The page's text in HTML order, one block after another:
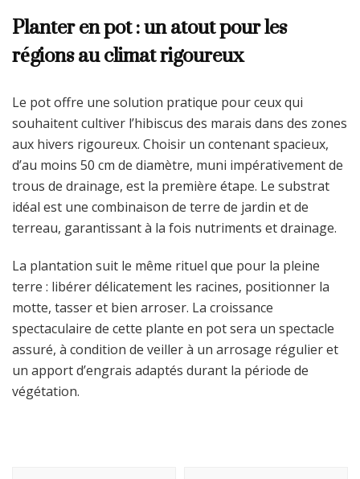
Planter en pot : un atout pour les
régions au climat rigoureux
Le pot offre une solution pratique pour ceux qui
souhaitent cultiver l’hibiscus des marais dans des zones
aux hivers rigoureux. Choisir un contenant spacieux,
d’au moins 50 cm de diamètre, muni impérativement de
trous de drainage, est la première étape. Le substrat
idéal est une combinaison de terre de jardin et de
terreau, garantissant à la fois nutriments et drainage.
La plantation suit le même rituel que pour la pleine
terre : libérer délicatement les racines, positionner la
motte, tasser et bien arroser. La croissance
spectaculaire de cette plante en pot sera un spectacle
assuré, à condition de veiller à un arrosage régulier et
un apport d’engrais adaptés durant la période de
végétation.